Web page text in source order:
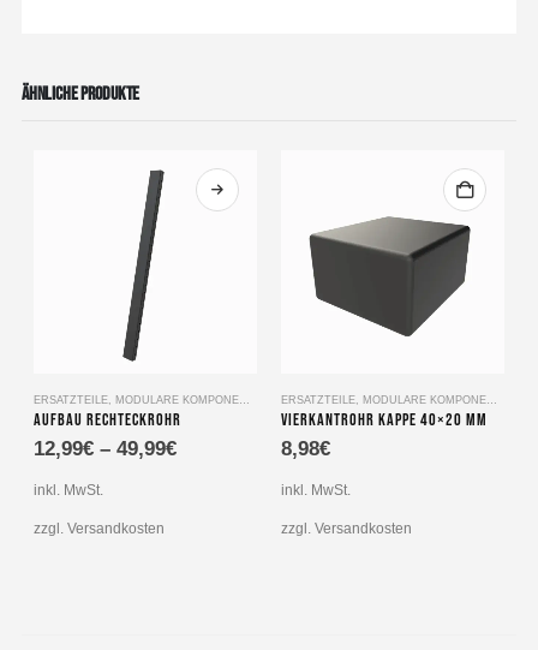
ÄHNLICHE PRODUKTE
ERSATZTEILE, MODULARE KOMPONENTEN
Aufbau Rechteckrohr
12,99€– 49,99€
inkl. MwSt.
zzgl. Versandkosten
ERSATZTEILE, MODULARE KOMPONENTEN
Vierkantrohr Kappe 40×20 mm
8,98€
inkl. MwSt.
zzgl. Versandkosten